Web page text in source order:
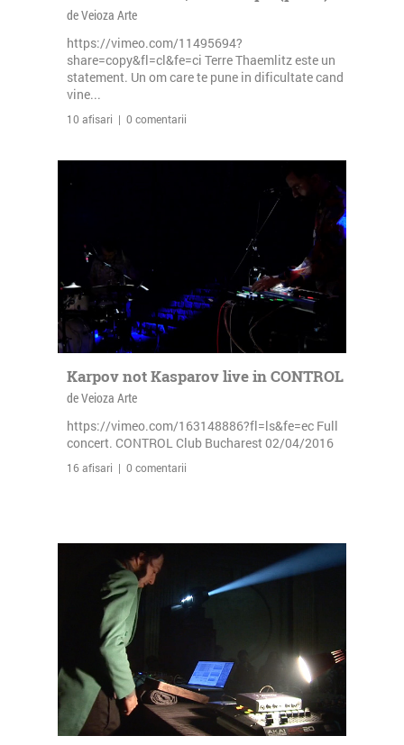
de Veioza Arte
https://vimeo.com/11495694?
share=copy&fl=cl&fe=ci Terre Thaemlitz este un
statement. Un om care te pune in dificultate cand
vine...
10 afisari | 0 comentarii
Karpov not Kasparov live in CONTROL
de Veioza Arte
https://vimeo.com/163148886?fl=ls&fe=ec Full
concert. CONTROL Club Bucharest 02/04/2016
16 afisari | 0 comentarii